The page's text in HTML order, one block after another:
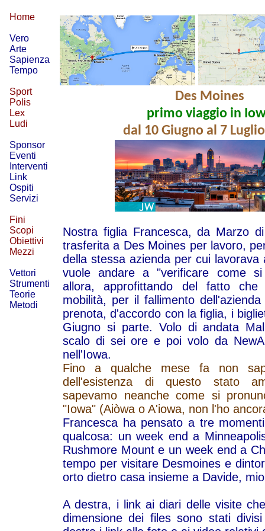
Home
Vero
Arte
Sapienza
Tempo
Sport
Polis
Lex
Ludi
Sponsor
Eventi
Interventi
Link
Ospiti
Servizi
Fini
Scopi
Obiettivi
Mezzi
Vettori
Strumenti
Teorie
Metodi
Des Moines
primo viaggio in
dal 10 Giugno al 7
Nostra figlia Francesca, da Marzo
trasferita a Des Moines per lavoro,
della stessa azienda per cui lavorava
vuole andare a "verificare come
allora, approfittando del fatto
mobilità, per il fallimento
prenota, d'accordo con la figlia, i
Giugno si parte. Volo di andata
scalo di sei ore e poi volo da
nell'Iowa.
Fino a qualche mese fa non
dell'esistenza di questo stato
sapevamo neanche come si
"Iowa" (Aiòwa o A'iowa, non l'ho
Francesca ha pensato a tre
qualcosa: un week end a
Rushmore Mount e un week end a
tempo per visitare Desmoines e
orto dietro casa insieme a Davide,
A destra, i link ai diari delle visite
dimensione dei files sono stati